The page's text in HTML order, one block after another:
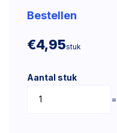
Bestellen
€4,95stuk
Aantal stuk
=